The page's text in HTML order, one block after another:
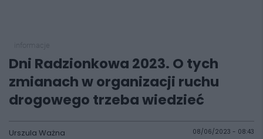
Dni Radzionkowa 2023. O tych
zmianach w organizacji ruchu
drogowego trzeba wiedzieć
Urszula Ważna 08/06/2023 - 08:43